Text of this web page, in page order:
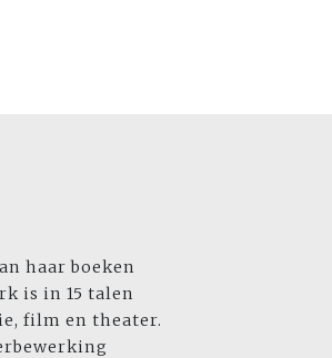
haar boeken
is in 15 talen
film en theater.